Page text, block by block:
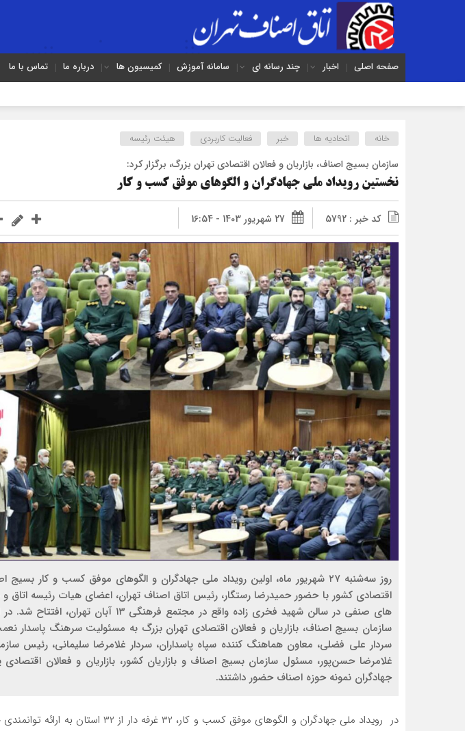
صفحه اصلی اخبار چند رسانه ای سامانه آموزش کمیسیون ها درباره ما تماس با ما
روایت
خانه اتحادیه ها خبر فعالیت کاربردی هیئت رئیسه
سازمان بسیج اصناف، بازاریان و فعالان اقتصادی تهران بزرگ، برگزار کرد:
نخستین رویداد ملی جهادگران و الگوهای موفق کسب و کار
کد خبر : 5792 27 شهریور 1403 - 16:54
روز سه‌شنبه ۲۷ شهریور ماه، اولین رویداد ملی جهادگران و الگوهای موفق کسب و کار بسیج
اقتصادی کشور با حضور حمیدرضا رستگار، رئیس اتاق اصناف تهران، اعضای هیات رئیسه اتاق و
های صنفی در سالن شهید فخری زاده واقع در مجتمع فرهنگی
سازمان بسیج اصناف، بازاریان و فعالان اقتصادی تهران بزرگ به مسئولیت سرهنگ پاسدار
سردار علی فضلی، معاون هماهنگ کننده سپاه پاسداران، سردار غلامرضا سلیمانی، رئیس
غلامرضا حسن‌پور، مسئول سازمان بسیج اصناف و بازاریان کشور، بازاریان و فعالان اقتصادی
جهادگران نمونه حوزه اصناف حضور داشتند.
در رویداد ملی جهادگران و الگوهای موفق کسب و کار، ۳۲